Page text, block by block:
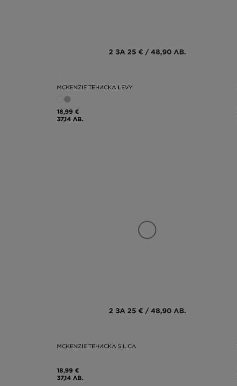
2 ЗА 25 € / 48,90 ЛВ.
MCKENZIE ТЕНИСКА LEVY
18,99 €
37,14 ЛВ.
2 ЗА 25 € / 48,90 ЛВ.
MCKENZIE ТЕНИСКА SILICA
18,99 €
37,14 ЛВ.